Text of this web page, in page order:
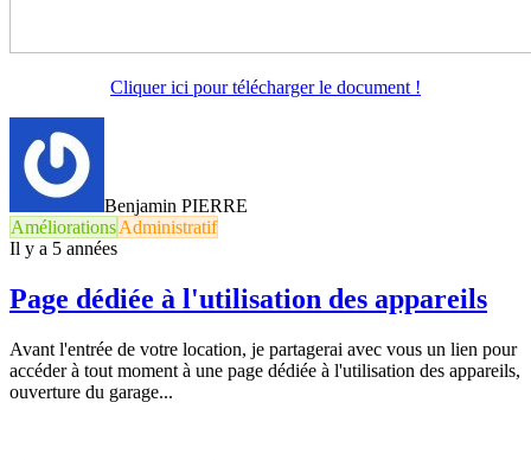
Cliquer ici pour télécharger le document !
Benjamin PIERRE
AméliorationsAdministratif
Il y a 5 années
Page dédiée à l'utilisation des appareils
Avant l'entrée de votre location, je partagerai avec vous un lien pour
accéder à tout moment à une page dédiée à l'utilisation des appareils,
ouverture du garage...